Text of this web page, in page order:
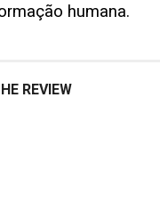
humana.
REVIEW